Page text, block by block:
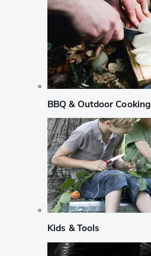
BBQ & Outdoor Cooking
Kids & Tools